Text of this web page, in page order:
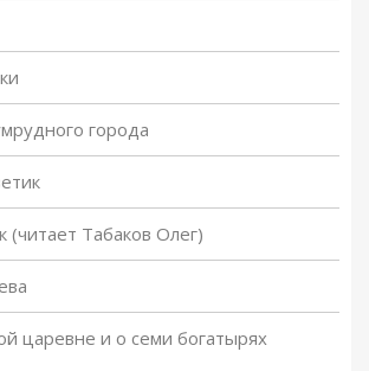
города
(читает Табаков Олег)
царевне и о семи богатырях